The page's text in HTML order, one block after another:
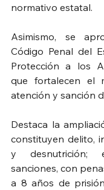
normativo estatal.
Asimismo, se
Código Penal del
Protección a los
que fortalecen el
atención y sanción
Destaca la
constituyen delito,
y desnutrición;
sanciones, con
a 8 años de